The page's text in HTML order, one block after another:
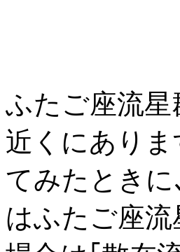
ふたご座流星
近くにあり
てみたとき
はふたご座